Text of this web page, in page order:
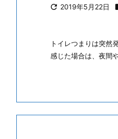
 2019年5月22日
トイレつまりは突然
感じた場合は、夜間